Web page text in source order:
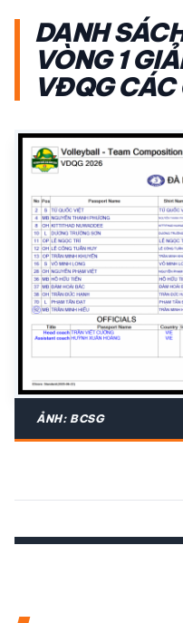
DANH
VÒNG 1
VĐQG
ẢNH: BCSG